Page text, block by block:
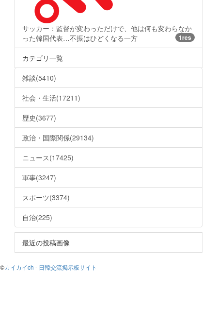
サッカー：監督が変わっただけで、他は何も変わらなか
った韓国代表…不振はひどくなる一方
1res
カテゴリ一覧
雑談(5410)
社会・生活(17211)
歴史(3677)
政治・国際関係(29134)
ニュース(17425)
軍事(3247)
スポーツ(3374)
自治(225)
最近の投稿画像
©カイカイch - 日韓交流掲示板サイト